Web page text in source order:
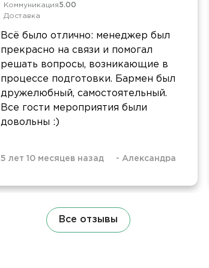
Коммуникация5.00
Доставка
Всё было отлично: менеджер был
прекрасно на связи и помогал
решать вопросы, возникающие в
процессе подготовки. Бармен был
дружелюбный, самостоятельный.
Все гости мероприятия были
довольны :)
5 лет 10 месяцев назад - Александра
Все отзывы